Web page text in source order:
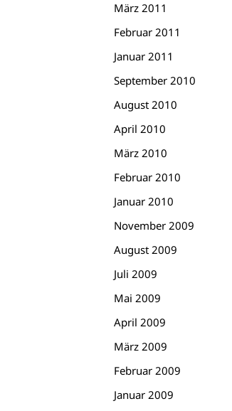
März 2011
Februar 2011
Januar 2011
September 2010
August 2010
April 2010
März 2010
Februar 2010
Januar 2010
November 2009
August 2009
Juli 2009
Mai 2009
April 2009
März 2009
Februar 2009
Januar 2009